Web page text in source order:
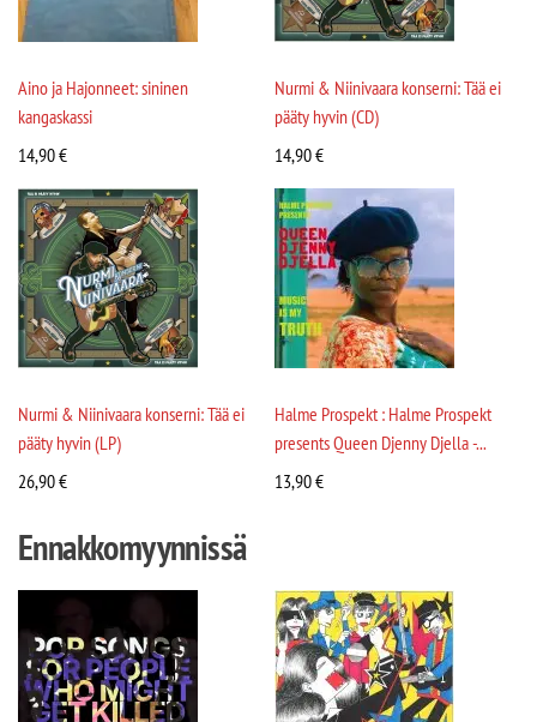
Aino ja Hajonneet: sininen
kangaskassi
14,90€
Nurmi & Niinivaara konserni: Tää ei
pääty hyvin (CD)
14,90€
Nurmi & Niinivaara konserni: Tää ei
pääty hyvin (LP)
26,90€
Halme Prospekt : Halme Prospekt
presents Queen Djenny Djella -...
13,90€
Ennakkomyynnissä